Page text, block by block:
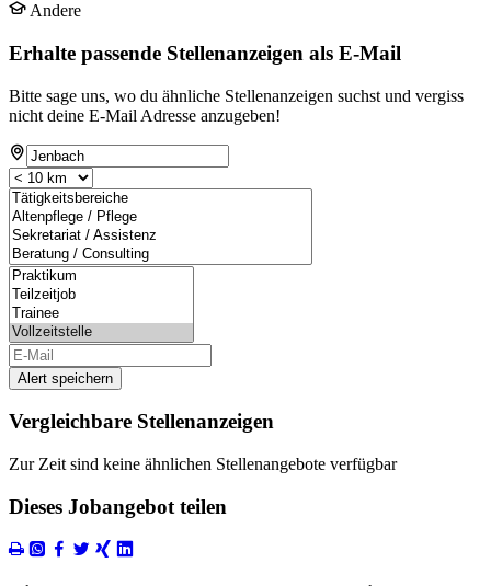
Andere
Erhalte passende Stellenanzeigen als E-Mail
Bitte sage uns, wo du ähnliche Stellenanzeigen suchst und vergiss
nicht deine E-Mail Adresse anzugeben!
Alert speichern
Vergleichbare Stellenanzeigen
Zur Zeit sind keine ähnlichen Stellenangebote verfügbar
Dieses Jobangebot teilen